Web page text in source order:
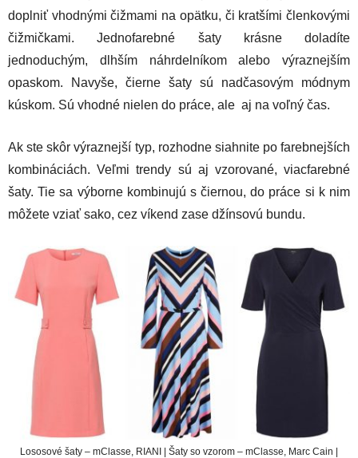
doplniť vhodnými čižmami na opätku, či kratšími členkovými
čižmičkami. Jednofarebné šaty krásne doladíte
jednoduchým, dlhším náhrdelníkom alebo výraznejším
opaskom. Navyše, čierne šaty sú nadčasovým módnym
kúskom. Sú vhodné nielen do práce, ale aj na voľný čas.
Ak ste skôr výraznejší typ, rozhodne siahnite po farebnejších
kombináciách. Veľmi trendy sú aj vzorované, viacfarebné
šaty. Tie sa výborne kombinujú s čiernou, do práce si k nim
môžete vziať sako, cez víkend zase džínsovú bundu.
Lososové šaty – mClasse, RIANI | Šaty so vzorom – mClasse, Marc Cain |